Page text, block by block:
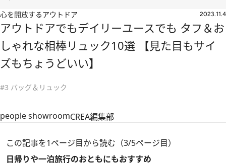
心を開放するアウトドア 2023.11.4
アウトドアでもデイリーユースでも タフ＆お
しゃれな相棒リュック10選 【見た目もサイ
ズもちょうどいい】
#3 バッグ＆リュック
people showroomCREA編集部
この記事を1ページ目から読む（3/5ページ目）
日帰りや一泊旅行のおともにもおすすめ